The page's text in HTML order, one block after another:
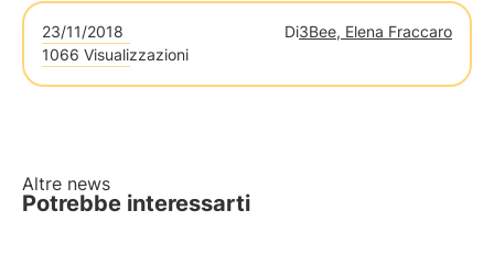
23/11/2018 Di3Bee, Elena Fraccaro
1066 Visualizzazioni
Altre news
Potrebbe interessarti